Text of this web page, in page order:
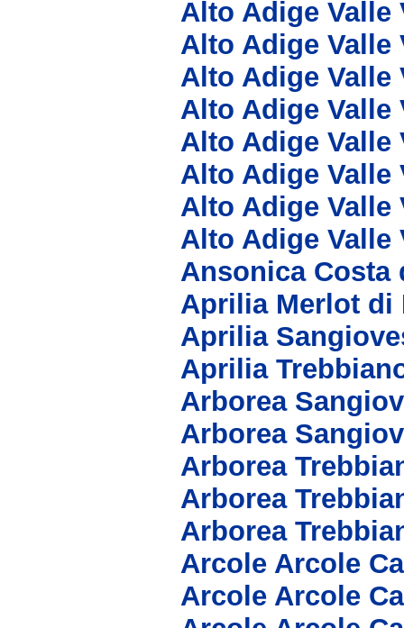
Alto Adige Valle
Alto Adige Valle
Alto Adige Valle
Alto Adige Valle
Alto Adige Valle
Alto Adige Valle
Alto Adige Valle
Alto Adige Valle
Ansonica Costa
Aprilia Merlot di
Aprilia
Aprilia
Arborea
Arborea
Arborea
Arborea
Arborea
Arcole Arcole
Arcole Arcole